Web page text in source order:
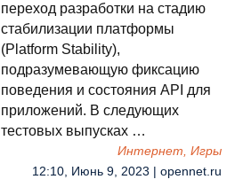
переход разработки на стадию
стабилизации платформы
(Platform Stability),
подразумевающую фиксацию
поведения и состояния API для
приложений. В следующих
тестовых выпусках …
Интернет, Игры
12:10, Июнь 9, 2023 | opennet.ru